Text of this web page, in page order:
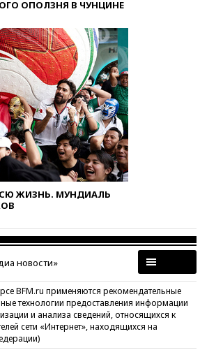
ОПОЛЗНЯ В ЧУНЦИНЕ
ЖИЗНЬ. МУНДИАЛЬ
новости»
BFM.ru применяются рекомендательные
технологии предоставления информации
и анализа сведений, относящихся к
сети «Интернет», находящихся на